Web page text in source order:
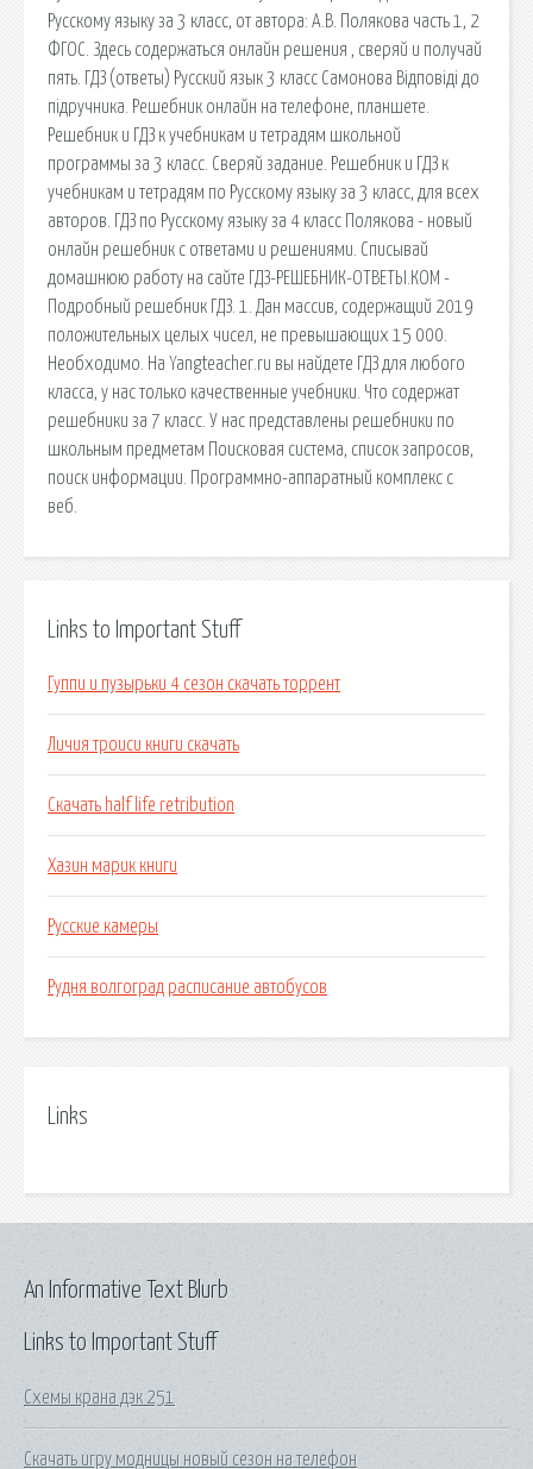
Русскому языку за 3 класс, от автора: А.В. Полякова часть 1, 2
ФГОС. Здесь содержаться онлайн решения , сверяй и получай
пять. ГДЗ (ответы) Русский язык 3 класс Самонова Відповіді до
підручника. Решебник онлайн на телефоне, планшете.
Решебник и ГДЗ к учебникам и тетрадям школьной
программы за 3 класс. Сверяй задание. Решебник и ГДЗ к
учебникам и тетрадям по Русскому языку за 3 класс, для всех
авторов. ГДЗ по Русскому языку за 4 класс Полякова - новый
онлайн решебник с ответами и решениями. Списывай
домашнюю работу на сайте ГДЗ-РЕШЕБНИК-ОТВЕТЫ.КОМ -
Подробный решебник ГДЗ. 1. Дан массив, содержащий 2019
положительных целых чисел, не превышающих 15 000.
Необходимо. На Yangteacher.ru вы найдете ГДЗ для любого
класса, у нас только качественные учебники. Что содержат
решебники за 7 класс. У нас представлены решебники по
школьным предметам Поисковая сиcтема, список запросов,
поиск информации. Программно-аппаратный комплекс с
веб.
Links to Important Stuff
Гуппи и пузырьки 4 сезон скачать торрент
Личия троиси книги скачать
Скачать half life retribution
Хазин марик книги
Русские камеры
Рудня волгоград расписание автобусов
Links
Links to Important Stuff
Схемы крана дэк 251
Скачать игру модницы новый сезон на телефон
An Informative Text Blurb